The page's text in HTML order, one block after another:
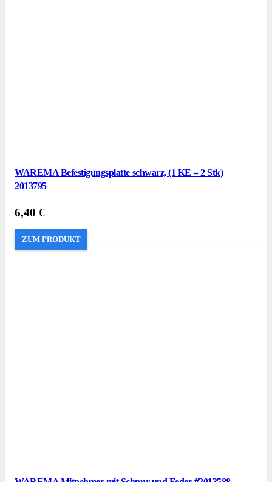
WAREMA Befestigungsplatte schwarz, (1 KE = 2 Stk)
2013795
6,40 €
ZUM PRODUKT